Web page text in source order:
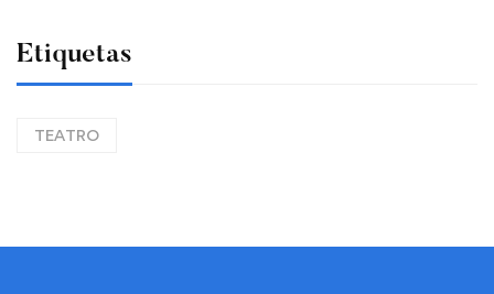
Etiquetas
TEATRO